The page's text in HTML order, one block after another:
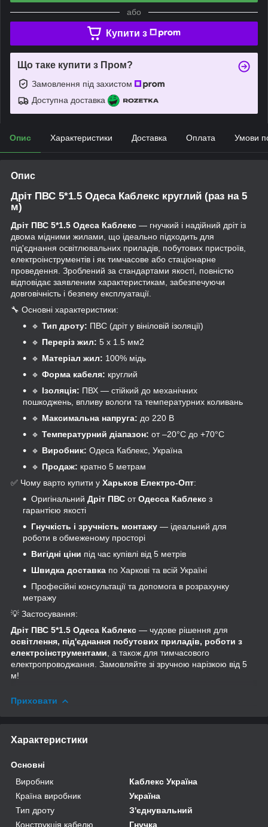
або
Купити з
Що таке купити з Пром?
Замовлення під захистом
Доступна доставка
Опис Характеристики Доставка Оплата Умови
Опис
Дріт ПВС 5*1.5 Одеса Каблекс круглий (раз на 5
м)
Дріт ПВС 5*1.5 Одеса Каблекс — гнучкий і надійний дріт із
двома мідними жилами, що ідеально підходить для
під'єднання освітлювальних приладів, побутових пристроїв,
електроінструментів і як тимчасове або стаціонарне
проведення. Зроблений за стандартами якості, повністю
відповідає заявленим характеристикам, забезпечуючи
довговічність і безпеку експлуатації.
🔧 Основні характеристики:
🔹 Тип дроту: ПВС (дріт у вініловій ізоляції)
🔹 Переріз жил: 5 x 1.5 мм2
🔹 Матеріал жил: 100% мідь
🔹 Форма кабеля: круглий
🔹 Ізоляція: ПВХ — стійкий до механічних
пошкоджень, впливу вологи та температурних коливань
🔹 Максимальна напруга: до 220 В
🔹 Температурний діапазон: от –20°C до +70°C
🔹 Виробник: Одеса Каблекс, Україна
🔹 Продаж: кратно 5 метрам
✅ Чому варто купити у Харьков Електро-Опт:
Оригінальний Дріт ПВС отОдесса Каблекс з
гарантією якості
Гнучкість і зручність монтажу — ідеальний для
роботи в обмеженому просторі
Вигідні ціни під час купівлі від 5 метрів
Швидка доставка по Харкові та всій Україні
Професійні консультації та допомога в розрахунку
метражу
💡 Застосування:
Дріт ПВС 5*1.5 Одеса Каблекс — чудове рішення для
освітлення, під'єднання побутових приладів, роботи з
електроінструментами , а також для тимчасового
електропроводжання. Замовляйте зі зручною нарізкою від 5
м!
Приховати
Характеристики
Основні
Виробник
Каблекс Україна
Країна виробник
Україна
Тип дроту
З'єднувальний
Конструкція кабелю
Гнучка